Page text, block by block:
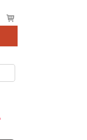
Voir
le